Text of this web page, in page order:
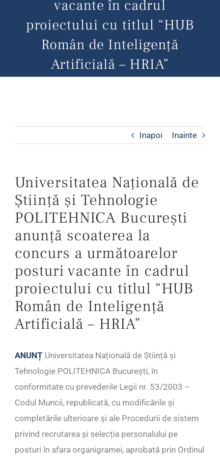
vacante în cadrul
proiectului cu titlul “HUB
Român de Inteligență
Artificială – HRIA”
Inapoi Inainte
Universitatea Națională de
Știință și Tehnologie
POLITEHNICA București
anunță scoaterea la
concurs a următoarelor
posturi vacante în cadrul
proiectului cu titlul “HUB
Român de Inteligență
Artificială – HRIA”
ANUNȚ Universitatea Națională de Știință și
Tehnologie POLITEHNICA București, în
conformitate cu prevederile Legii nr. 53/2003 –
Codul Muncii, republicată, cu modificările și
completările ulterioare și ale Procedurii de sistem
privind recrutarea și selecția personalului pe
posturi în afara organigramei, aprobată prin Ordinul